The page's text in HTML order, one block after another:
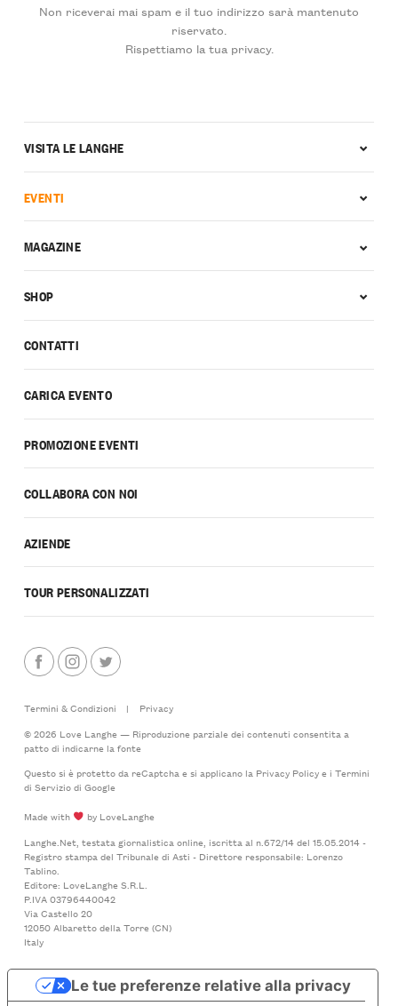
Non riceverai mai spam e il tuo indirizzo sarà mantenuto
riservato.
Rispettiamo la tua privacy.
CONTATTI
CARICA EVENTO
PROMOZIONE EVENTI
COLLABORA CON NOI
AZIENDE
TOUR PERSONALIZZATI
VISITA LE LANGHE
EVENTI
MAGAZINE
SHOP
Termini & Condizioni |
Privacy
© 2026 Love Langhe — Riproduzione parziale dei contenuti consentita a
patto di indicarne la fonte
Questo si è protetto da reCaptcha e si applicano la Privacy Policye i Termini
di Serviziodi Google
Made with
by LoveLanghe
Langhe.Net, testata giornalistica online, iscritta al n.672/14 del 15.05.2014 -
Registro stampa del Tribunale di Asti - Direttore responsabile: Lorenzo
Tablino.
Editore: LoveLanghe S.R.L.
P.IVA 03796440042
Via Castello 20
12050 Albaretto della Torre (CN)
Italy
Le tue preferenze relative alla privacy